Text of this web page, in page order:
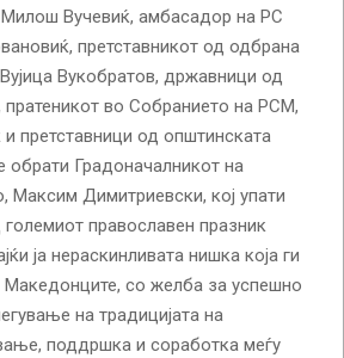
Милош Вучевиќ, амбасадор на РС
претставникот од одбрана
Вукобратов, државници од
пратеникот во Собранието на РСМ,
претставници од општинската
обрати Градоначалникот на
Максим Димитриевски, кој упати
правослaвен празник
ја нераскинливата нишка која ги
Македонците, со желба за успешно
на традицијата на
поддршка и соработка меѓу